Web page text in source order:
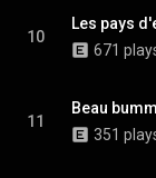
10
Les pays
671
11
Beau
351